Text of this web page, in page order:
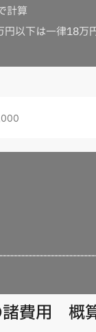
計算
以下は一律18万
仲介手数料
費用 概